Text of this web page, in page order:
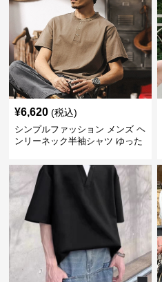
¥6,620 (税込)
シンプルファッション メンズ ヘ
ンリーネック半袖シャツ ゆった